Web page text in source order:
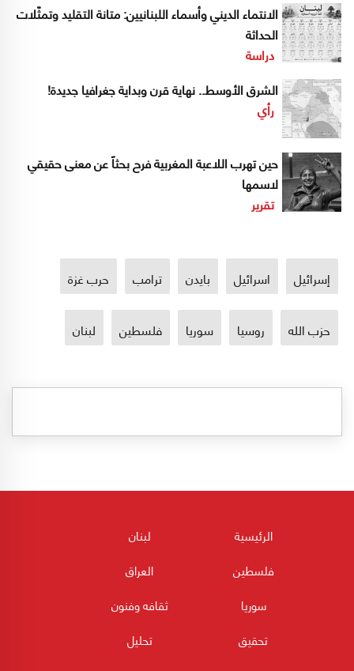
الانتماء الديني وأسماء اللبنانيين: متانة التقليد وتمثّلات
الحداثة
دراسة
الشرق الأوسط.. نهاية قرن وبداية جغرافيا جديدة!
رأي
حين تهرب اللاعبة المغربية فرح بحثاً عن معنى حقيقي
لاسمها
تقرير
إسرائيل اسرائيل بايدن ترامب حرب غزة
حزب الله روسيا سوريا فلسطين لبنان
الرئيسية
لبنان
فلسطين
العراق
سوريا
ثقافه وفنون
تحقيق
تحليل